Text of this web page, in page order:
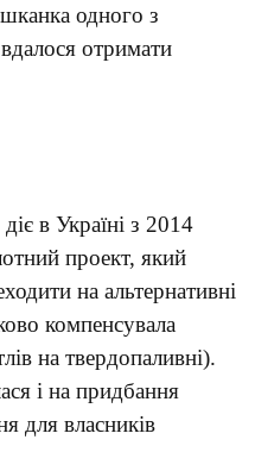
одного з
отримати
в Україні з 2014
проект, який
на альтернативні
компенсувала
на твердопаливні).
і на придбання
для власників